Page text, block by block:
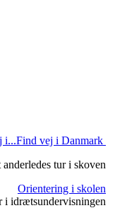
Find vej i Danmark
tur i skoven
Orientering i skolen
i idrætsundervisningen